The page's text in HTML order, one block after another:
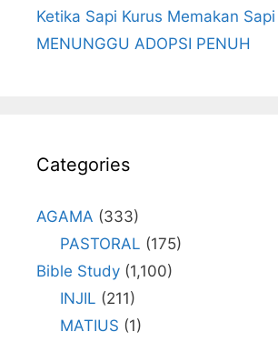
Ketika Sapi Kurus Memakan
MENUNGGU ADOPSI PENUH
Categories
AGAMA (333)
PASTORAL (175)
Bible Study (1,100)
INJIL (211)
MATIUS (1)